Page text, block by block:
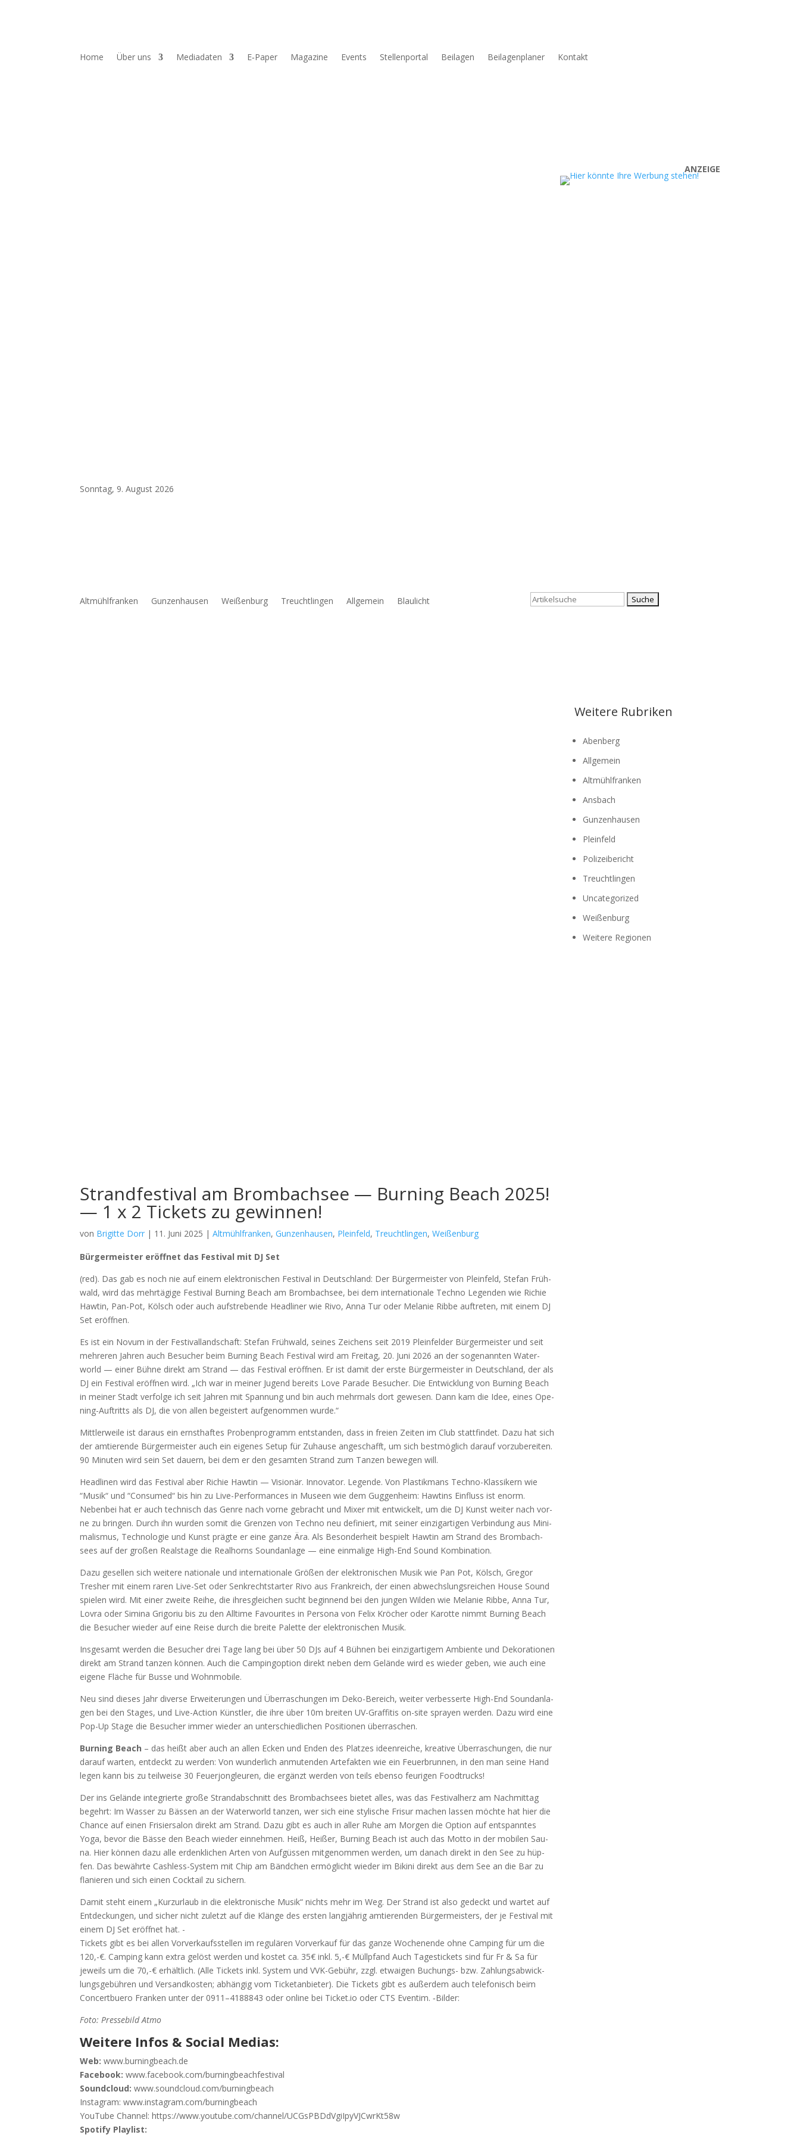
Home Über uns Mediadaten E‑Paper Magazine Events Stellenportal Beilagen Beilagenplaner Kontakt
Sonntag, 9. August 2026
ANZEIGE
Altmühlfranken Gunzenhausen Weißenburg Treuchtlingen Allgemein Blaulicht
Suchen
Strandfestival am Brombachsee — Burning Beach 2025!
— 1 x 2 Tickets zu gewinnen!
von Brigitte Dorr | 11. Juni 2025 |Altmühlfranken,Gunzenhausen, Pleinfeld, Treuchtlingen,Weißenburg
Bür­ger­meis­ter eröff­net das Fes­ti­val mit DJ Set
(red). Das gab es noch nie auf einem elek­tro­ni­schen Fes­ti­val in Deutsch­land: Der Bür­ger­meis­ter von Plein­feld, Ste­fan Früh­
wald, wird das mehr­tä­gi­ge Fes­ti­val Bur­ning Beach am Brom­b­ach­see, bei dem inter­na­tio­na­le Tech­no Legen­den wie Richie
Haw­tin, Pan-Pot, Kölsch oder auch auf­stre­ben­de Head­li­ner wie Rivo, Anna Tur oder Mela­nie Rib­be auf­tre­ten, mit einem DJ
Set eröff­nen.
Es ist ein Novum in der Fes­ti­valland­schaft: Ste­fan Früh­wald, sei­nes Zei­chens seit 2019 Plein­fel­der Bür­ger­meis­ter und seit
meh­re­ren Jah­ren auch Besu­cher beim Bur­ning Beach Fes­ti­val wird am Frei­tag, 20. Juni 2026 an der soge­nann­ten Water­
world — einer Büh­ne direkt am Strand — das Fes­ti­val eröff­nen. Er ist damit der ers­te Bür­ger­meis­ter in Deutsch­land, der als
DJ ein Fes­ti­val eröff­nen wird. „Ich war in mei­ner Jugend bereits Love Para­de Besu­cher. Die Ent­wick­lung von Bur­ning Beach
in mei­ner Stadt ver­fol­ge ich seit Jah­ren mit Span­nung und bin auch mehr­mals dort gewe­sen. Dann kam die Idee, eines Ope­
ning-Auf­tritts als DJ, die von allen begeis­tert auf­ge­nom­men wur­de.“
Mitt­ler­wei­le ist dar­aus ein ernst­haf­tes Pro­ben­pro­gramm ent­stan­den, dass in frei­en Zei­ten im Club statt­fin­det. Dazu hat sich
der amtie­ren­de Bür­ger­meis­ter auch ein eige­nes Set­up für Zuhau­se ange­schafft, um sich best­mög­lich dar­auf vor­zu­be­rei­ten.
90 Minu­ten wird sein Set dau­ern, bei dem er den gesam­ten Strand zum Tan­zen bewe­gen will.
Head­linen wird das Fes­ti­val aber Richie Haw­tin — Visio­när. Inno­va­tor. Legen­de. Von Plas­tik­mans Tech­no-Klas­si­kern wie
“Musik“ und “Con­su­med“ bis hin zu Live-Per­for­man­ces in Muse­en wie dem Gug­gen­heim: Haw­tins Ein­fluss ist enorm.
Neben­bei hat er auch tech­nisch das Gen­re nach vor­ne gebracht und Mixer mit ent­wi­ckelt, um die DJ Kunst wei­ter nach vor­
ne zu brin­gen. Durch ihn wur­den somit die Gren­zen von Tech­no neu defi­niert, mit sei­ner ein­zig­ar­ti­gen Ver­bin­dung aus Mini­
ma­lis­mus, Tech­no­lo­gie und Kunst präg­te er eine gan­ze Ära. Als Beson­der­heit bespielt Haw­tin am Strand des Brom­b­ach­
sees auf der gro­ßen Reals­ta­ge die Real­horns Sound­an­la­ge — eine ein­ma­li­ge High-End Sound Kom­bi­na­ti­on.
Dazu gesel­len sich wei­te­re natio­na­le und inter­na­tio­na­le Grö­ßen der elek­tro­ni­schen Musik wie Pan Pot, Kölsch, Gre­gor
Tres­her mit einem raren Live-Set oder Senk­recht­star­ter Rivo aus Frank­reich, der einen abwechs­lungs­rei­chen House Sound
spie­len wird. Mit einer zwei­te Rei­he, die ihres­glei­chen sucht begin­nend bei den jun­gen Wil­den wie Mela­nie Rib­be, Anna Tur,
Lov­ra oder Simi­na Gri­go­riu bis zu den All­time Favou­ri­tes in Per­so­na von Felix Krö­cher oder Karot­te nimmt Bur­ning Beach
die Besu­cher wie­der auf eine Rei­se durch die brei­te Palet­te der elek­tro­ni­schen Musik.
Ins­ge­samt wer­den die Besu­cher drei Tage lang bei über 50 DJs auf 4 Büh­nen bei ein­zig­ar­ti­gem Ambi­en­te und Deko­ra­tio­nen
direkt am Strand tan­zen kön­nen. Auch die Cam­ping­op­ti­on direkt neben dem Gelän­de wird es wie­der geben, wie auch eine
eige­ne Flä­che für Bus­se und Wohn­mo­bi­le.
Neu sind die­ses Jahr diver­se Erwei­te­run­gen und Über­ra­schun­gen im Deko-Bereich, wei­ter ver­bes­ser­te High-End Sound­an­la­
gen bei den Stages, und Live-Action Künst­ler, die ihre über 10m brei­ten UV-Graf­fi­tis on-site spray­en wer­den. Dazu wird eine
Pop-Up Stage die Besu­cher immer wie­der an unter­schied­li­chen Posi­tio­nen über­ra­schen.
Bur­ning Beach – das heißt aber auch an allen Ecken und Enden des Plat­zes ideen­rei­che, krea­ti­ve Über­ra­schun­gen, die nur
dar­auf war­ten, ent­deckt zu wer­den: Von wun­der­lich anmu­ten­den Arte­fak­ten wie ein Feu­er­brun­nen, in den man sei­ne Hand
legen kann bis zu teil­wei­se 30 Feu­er­jon­gleu­ren, die ergänzt wer­den von teils eben­so feu­ri­gen Food­trucks!
Der ins Gelän­de inte­grier­te gro­ße Strand­ab­schnitt des Brom­b­ach­sees bie­tet alles, was das Fes­ti­val­herz am Nach­mit­tag
begehrt: Im Was­ser zu Bäs­sen an der Water­world tan­zen, wer sich eine sty­li­sche Fri­sur machen las­sen möch­te hat hier die
Chan­ce auf einen Fri­sier­sa­lon direkt am Strand. Dazu gibt es auch in aller Ruhe am Mor­gen die Opti­on auf ent­spann­tes
Yoga, bevor die Bäs­se den Beach wie­der ein­neh­men. Heiß, Hei­ßer, Bur­ning Beach ist auch das Mot­to in der mobi­len Sau­
na. Hier kön­nen dazu alle erdenk­li­chen Arten von Auf­güs­sen mit­ge­nom­men wer­den, um danach direkt in den See zu hüp­
fen. Das bewähr­te Cashl­ess-Sys­tem mit Chip am Bänd­chen ermög­licht wie­der im Biki­ni direkt aus dem See an die Bar zu
fla­nie­ren und sich einen Cock­tail zu sichern.
Damit steht einem „Kurz­ur­laub in die elek­tro­ni­sche Musik“ nichts mehr im Weg. Der Strand ist also gedeckt und war­tet auf
Ent­de­ckun­gen, und sicher nicht zuletzt auf die Klän­ge des ers­ten lang­jäh­rig amtie­ren­den Bür­ger­meis­ters, der je Fes­ti­val mit
einem DJ Set eröff­net hat. -
Tickets gibt es bei allen Vor­ver­kaufs­stel­len im regu­lä­ren Vor­ver­kauf für das gan­ze Wochen­en­de ohne Cam­ping für um die
120,-€. Cam­ping kann extra gelöst wer­den und kos­tet ca. 35€ inkl. 5,-€ Müll­pfand Auch Tages­ti­ckets sind für Fr & Sa für
jeweils um die 70,-€ erhält­lich. (Alle Tickets inkl. Sys­tem und VVK-Gebühr, zzgl. etwa­igen Buchungs- bzw. Zah­lungs­ab­wick­
lungs­ge­büh­ren und Ver­sand­kos­ten; abhän­gig vom Ticket­an­bie­ter). Die Tickets gibt es außer­dem auch tele­fo­nisch beim
Con­cert­bue­ro Fran­ken unter der 0911–4188843 oder online bei Ticket.io oder CTS Even­tim. ‑Bil­der:
Foto: Pres­se­bild Atmo
Weitere Infos & Social Medias:
Web: www.burningbeach.de
Face­book: www.facebook.com/burningbeachfestival
Sound­cloud: www.soundcloud.com/burningbeach
Insta­gram: www.instagram.com/burningbeach
You­Tube Chan­nel: https://www.youtube.com/channel/UCGsPBDdVgiIpyVJCwrKt58w
Spo­ti­fy Play­list:
Weitere Rubriken
Abenberg
Allgemein
Altmühlfranken
Ansbach
Gunzenhausen
Pleinfeld
Polizeibericht
Treuchtlingen
Uncategorized
Weißenburg
Weitere Regionen